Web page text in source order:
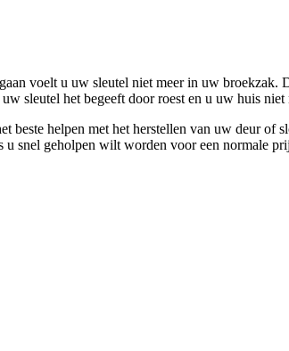
voelt u uw sleutel niet meer in uw broekzak.
sleutel het begeeft door roest en u uw huis niet
beste helpen met het herstellen van uw deur of
snel geholpen wilt worden voor een normale